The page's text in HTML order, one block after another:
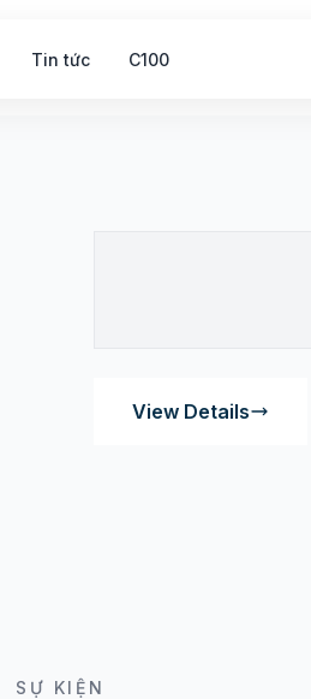
Tin tức C100
View Details
SỰ KIỆN